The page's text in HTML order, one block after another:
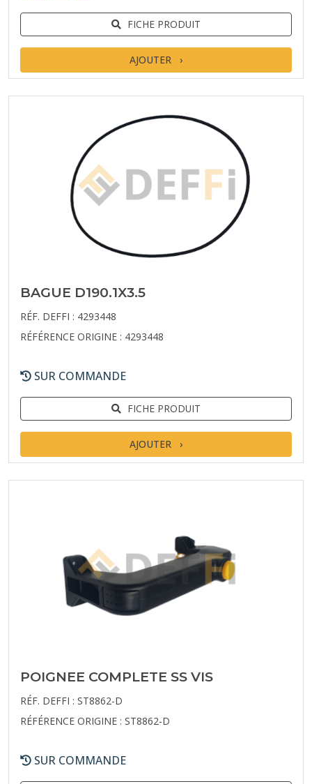
FICHE PRODUIT
AJOUTER
BAGUE D190.1X3.5
RÉF. DEFFI : 4293448
RÉFÉRENCE ORIGINE : 4293448
SUR COMMANDE
FICHE PRODUIT
AJOUTER
POIGNEE COMPLETE SS VIS
RÉF. DEFFI : ST8862-D
RÉFÉRENCE ORIGINE : ST8862-D
SUR COMMANDE